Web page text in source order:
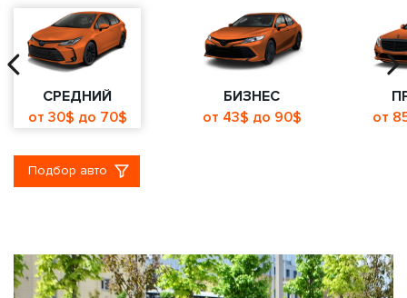
СРЕДНИЙ
от 30$ до 70$
БИЗНЕС
от 43$ до 90$
от
Подбор авто